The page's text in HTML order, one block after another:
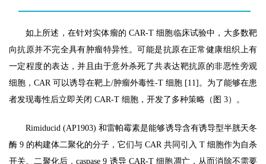
如上所述，在针对实体瘤的 CAR-T 细胞临床试验中，大多数靶
向抗原并不完全具有肿瘤特异性。可能是抗原在正常健康组织上有
一定程度的表达，并且由于意外杀死了共表达靶抗原的非恶性旁观
细胞，CAR 可以诱导在靶上/肿瘤外毒性-T 细胞 [11]。为了能够在患
者发现毒性后立即关闭 CAR-T 细胞，开发了多种策略（图 3）。
Rimiducid (AP1903) 和雷帕霉素是能够诱导含有诱导型半胱天冬
酶 9 的构建体二聚化的分子，它们与 CAR 共同引入 T 细胞作为自杀
开关。二聚化后，caspase 9 诱导 CAR-T 细胞凋亡，从而消除不需要